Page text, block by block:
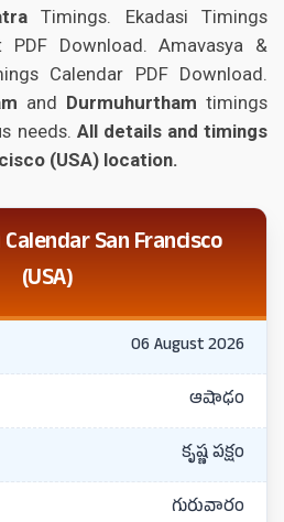
Timings. Ekadasi Timings
PDF Download. Amavasya &
Calendar PDF Download.
and Durmuhurtham timings
needs. All details and timings
(USA) location.
San Francisco
(USA)
06 August 2026
ఆషాఢం
కృష్ణ పక్షం
గురువారం